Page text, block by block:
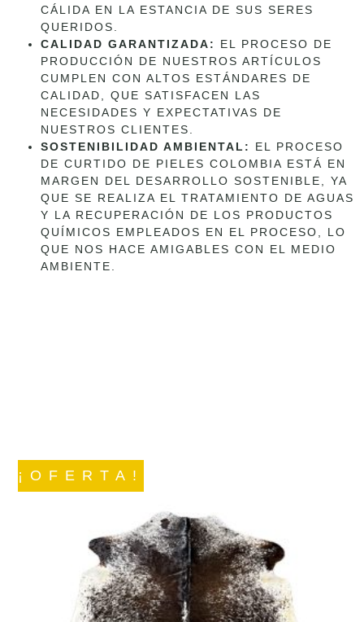
CÁLIDA EN LA ESTANCIA DE SUS SERES
QUERIDOS.
CALIDAD GARANTIZADA:
EL PROCESO DE
PRODUCCIÓN DE NUESTROS ARTÍCULOS
CUMPLEN CON ALTOS ESTÁNDARES DE
CALIDAD, QUE SATISFACEN LAS
NECESIDADES Y EXPECTATIVAS DE
NUESTROS CLIENTES.
SOSTENIBILIDAD AMBIENTAL:
EL PROCESO
DE CURTIDO DE PIELES COLOMBIA ESTÁ EN
MARGEN DEL DESARROLLO SOSTENIBLE, YA
QUE SE REALIZA EL TRATAMIENTO DE AGUAS
Y LA RECUPERACIÓN DE LOS PRODUCTOS
QUÍMICOS EMPLEADOS EN EL PROCESO, LO
QUE NOS HACE AMIGABLES CON EL MEDIO
AMBIENTE.
¡OFERTA!